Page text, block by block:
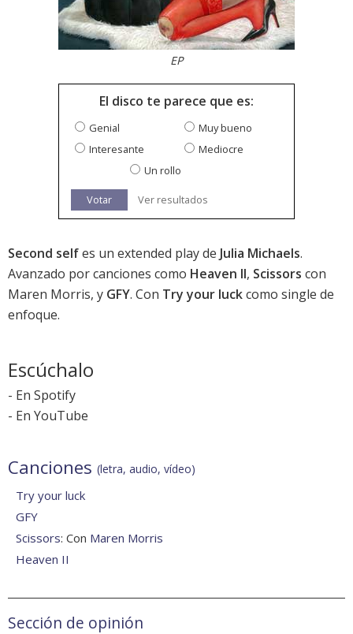
EP
El disco te parece que es:
Genial
Muy bueno
Interesante
Mediocre
Un rollo
Votar Ver resultados
Second selfes un extended play de Julia Michaels.
Avanzado por canciones como Heaven II, Scissors con
Maren Morris, y GFY. Con Try your luckcomo single de
enfoque.
Escúchalo
- En Spotify
- En YouTube
Canciones (letra, audio, vídeo)
Try your luck
GFY
Scissors: Con Maren Morris
Heaven II
Sección de opinión